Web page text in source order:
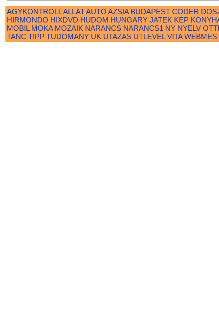
AGYKONTROLLALLATAUTO AZSIA BUDAPEST CODER
HIRMONDO HIXDVD HUDOM HUNGARY JATEK KEP
MOBIL MOKA MOZAIK NARANCS NARANCS1 NY NYELV
TANC TIPP TUDOMANY UK UTAZAS UTLEVEL VITA